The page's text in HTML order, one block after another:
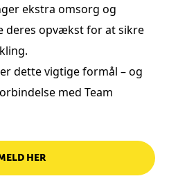
ekstra omsorg og
deres opvækst for at sikre
dette vigtige formål – og
med Team
HER